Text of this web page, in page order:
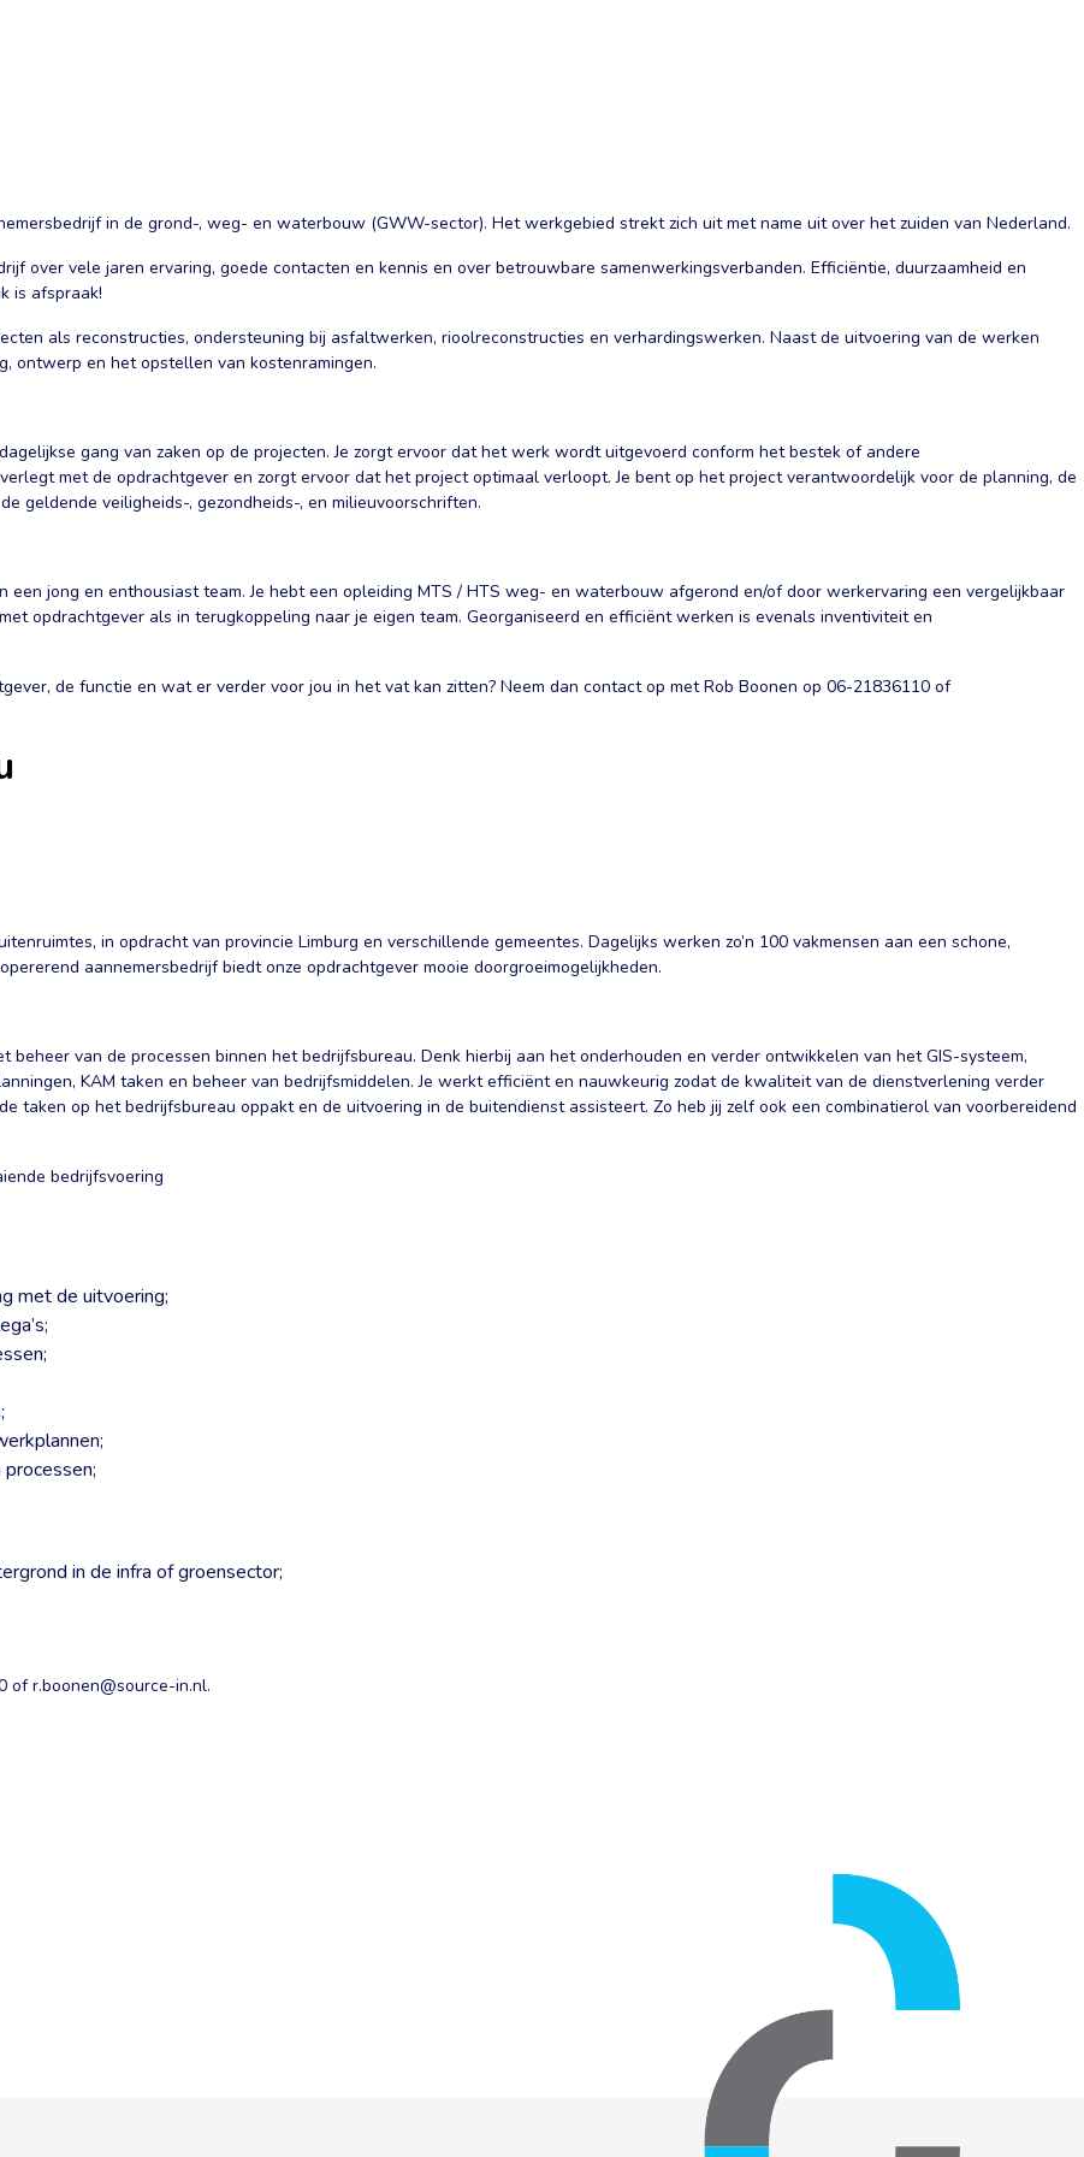
in de grond-, weg- en waterbouw (GWW-sector). Het werkgebied strekt zich uit met name uit over het zuiden van Nederland.
over vele jaren ervaring, goede contacten en kennis en over betrouwbare samenwerkingsverbanden. Efficiëntie, duurzaamheid en
is afspraak!
als reconstructies, ondersteuning bij asfaltwerken, rioolreconstructies en verhardingswerken. Naast de uitvoering van de werken
ontwerp en het opstellen van kostenramingen.
gang van zaken op de projecten. Je zorgt ervoor dat het werk wordt uitgevoerd conform het bestek of andere
met de opdrachtgever en zorgt ervoor dat het project optimaal verloopt. Je bent op het project verantwoordelijk voor de planning, de
geldende veiligheids-, gezondheids-, en milieuvoorschriften.
jong en enthousiast team. Je hebt een opleiding MTS / HTS weg- en waterbouw afgerond en/of door werkervaring een vergelijkbaar
opdrachtgever als in terugkoppeling naar je eigen team. Georganiseerd en efficiënt werken is evenals inventiviteit en
de functie en wat er verder voor jou in het vat kan zitten? Neem dan contact op met Rob Boonen op 06-21836110 of
in opdracht van provincie Limburg en verschillende gemeentes. Dagelijks werken zo’n 100 vakmensen aan een schone,
aannemersbedrijf biedt onze opdrachtgever mooie doorgroeimogelijkheden.
van de processen binnen het bedrijfsbureau. Denk hierbij aan het onderhouden en verder ontwikkelen van het GIS-systeem,
KAM taken en beheer van bedrijfsmiddelen. Je werkt efficiënt en nauwkeurig zodat de kwaliteit van de dienstverlening verder
taken op het bedrijfsbureau oppakt en de uitvoering in de buitendienst assisteert. Zo heb jij zelf ook een combinatierol van voorbereidend
bedrijfsvoering
met de uitvoering;
in de infra of groensector;
of r.boonen@source-in.nl.